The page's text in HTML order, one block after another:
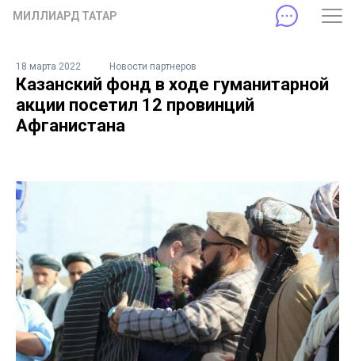
МИЛЛИАРД ТАТАР
18 марта 2022 Новости партнеров
Казанский фонд в ходе гуманитарной
акции посетил 12 провинций
Афганистана